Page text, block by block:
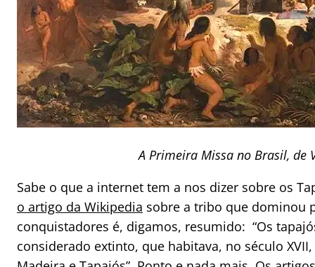
A Primeira Missa no Brasil, de
Sabe o que a internet tem a nos dizer sobre os
o artigo da Wikipedia sobre a tribo que dominou
conquistadores é, digamos, resumido: “Os
considerado extinto, que habitava, no século